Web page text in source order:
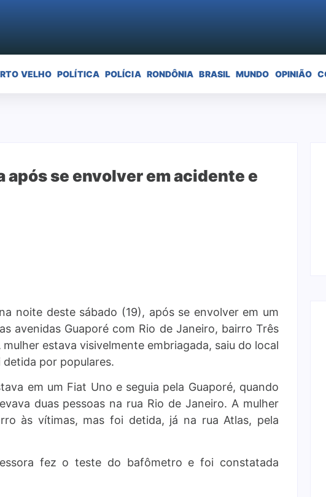
VELHO POLÍTICA POLÍCIA RONDÔNIA BRASIL MUNDO OPINIÃO
após se envolver em acidente e
noite deste sábado (19), após se envolver em um
avenidas Guaporé com Rio de Janeiro, bairro Três
estava visivelmente embriagada, saiu do local
por populares.
em um Fiat Uno e seguia pela Guaporé, quando
duas pessoas na rua Rio de Janeiro. A mulher
às vítimas, mas foi detida, já na rua Atlas, pela
fez o teste do bafômetro e foi constatada